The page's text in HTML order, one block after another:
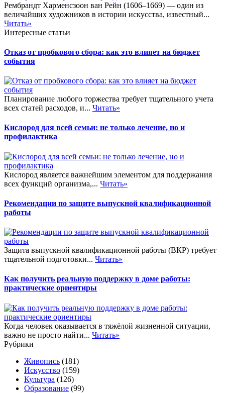
Рембрандт Харменсзоон ван Рейн (1606–1669) — один из
величайших художников в истории искусства, известный...
Читать»
Интересные статьи
Отказ от пробкового сбора: как это влияет на бюджет
события
Планирование любого торжества требует тщательного учета
всех статей расходов, и... Читать»
Кислород для всей семьи: не только лечение, но и
профилактика
Кислород является важнейшим элементом для поддержания
всех функций организма,... Читать»
Рекомендации по защите выпускной квалификационной
работы
Защита выпускной квалификационной работы (ВКР) требует
тщательной подготовки... Читать»
Как получить реальную поддержку в доме работы:
практические ориентиры
Когда человек оказывается в тяжёлой жизненной ситуации,
важно не просто найти... Читать»
Рубрики
Живопись (181)
Искусство (159)
Культура (126)
Образование (99)